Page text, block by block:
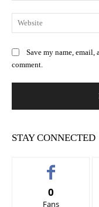
Save my name,
comment.
STAY CONNECTED
0
Fans